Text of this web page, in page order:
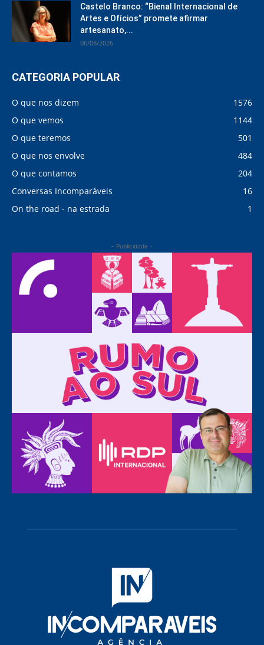
Castelo Branco: “Bienal Internacional de
Artes e Ofícios” promete afirmar
artesanato,...
06/08/2026
CATEGORIA POPULAR
O que nos dizem
1576
O que vemos
1144
O que teremos
501
O que nos envolve
484
O que contamos
204
Conversas Incomparáveis
16
On the road - na estrada
1
- Publicidade -